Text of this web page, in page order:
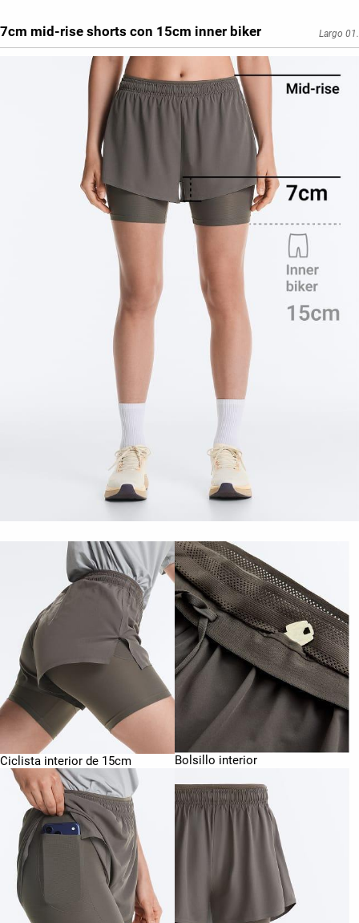
7cm mid-rise shorts con 15cm inner biker Largo 01.
Ciclista interior de 15cm Bolsillo interior